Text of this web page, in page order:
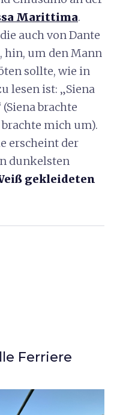
Marittima.
auch von Dante
hin, um den Mann
sollte, wie in
lesen ist: „Siena
brachte
mich um).
erscheint der
dunkelsten
gekleideten
Ferriere